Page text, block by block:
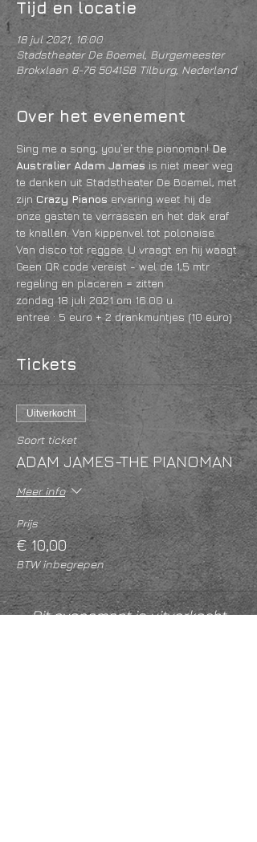
Tijd en locatie
18 jul 2021, 16:00
Stadstheater De Boemel, Burgemeester
Brokxlaan 8-76 5041SB Tilburg, Nederland
Over het evenement
Sing me a song, you’er the pianoman! De
Australier Adam James is niet meer weg
te denken uit Stadstheater De Boemel, met
zijn Crazy Pianos ervaring weet hij de
onze gasten te verrassen en het dak eraf
te knallen. Van kippenvel tot polonaise.
Van disco tot reggae. U vraagt en hij waagt.
Geen QR code vereist - wel de 1,5 mtr
regeling en placeren = zitten
zondag 18 juli 2021 om 16.00 u.
entree : 5 euro + 2 drankmuntjes (10 euro)
Tickets
Uitverkocht
Soort ticket
ADAM JAMES-THE PIANOMAN
Meer info
Prijs
€ 10,00
BTW inbegrepen
Dit evenement is uitverkocht